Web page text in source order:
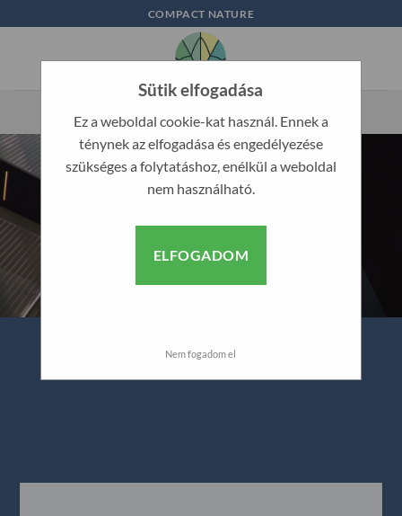
to
COMPACT NATURE
Sütik elfogadása
Ez a weboldal cookie-kat használ. Ennek a
ténynek az elfogadása és engedélyezése
szükséges a folytatáshoz, enélkül a weboldal
nem használható.
ELFOGADOM
Nem fogadom el